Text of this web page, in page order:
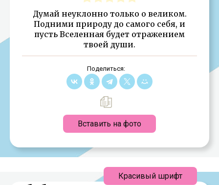
Думай неуклонно только о великом.
Подними природу до самого себя, и
пусть Вселенная будет отражением
твоей души.
Поделиться:
Вставить на фото
Красивый шрифт